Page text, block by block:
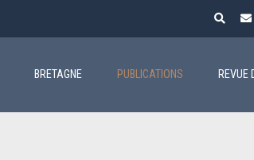
BRETAGNE PUBLICATIONS REVUE